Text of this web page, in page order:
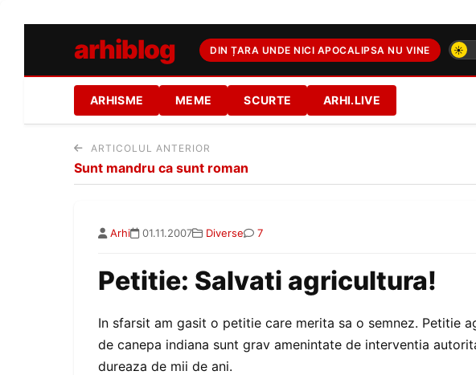
arhiblog DIN ȚARA UNDE NICI APOCALIPSA NU VINE
ARHISME MEME SCURTE ARHI.LIVE
ARTICOLUL ANTERIOR
Sunt mandru ca sunt roman
Arhi 01.11.2007 Diverse 7
Petitie: Salvati agricultura!
In sfarsit am gasit o petitie care merita sa o semnez. Petitie
de canepa indiana sunt grav amenintate de interventia
dureaza de mii de ani.